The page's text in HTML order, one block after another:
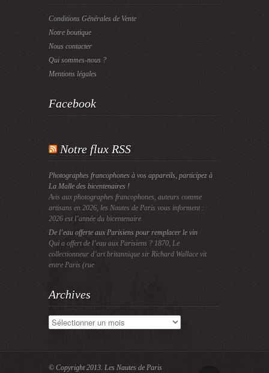
Conditions Générales de Vente
Notre boutique
Nous contacter
Qui sommes-nous ?
Mentions légales
Facebook
Notre flux RSS
Photographes francophones à vos appareils, participez à
La Malle des bicentenaires !
Avis aux photographes francophones, auteurs comme
artisans en 2026, les Nautes de Paris vous informent :
2026 est l’année du bicentenaire
De l’eau offerte aux Parisiens pour remplacer le vin
Qui a offert de l’eau aux Parisiens ? 1870, Le
collectionneur d’art britannique sir Richard Wallace vit
entre Paris (rue
Archives
Archives
© Copyright 2013. Les Nautes de Paris